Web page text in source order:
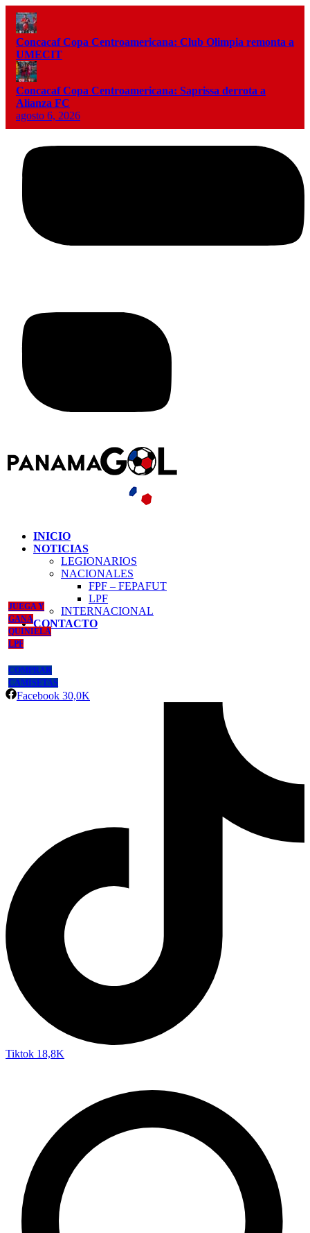
Concacaf Copa Centroamericana: Club Olimpia remonta a
UMECIT
Concacaf Copa Centroamericana: Saprissa derrota a
Alianza FC
agosto 6, 2026
INICIO
NOTICIAS
LEGIONARIOS
NACIONALES
FPF – FEPAFUT
LPF
INTERNACIONAL
CONTACTO
JUEGA Y
GANA
QUINIELA
LPF
COMPRAR
CAMISETAS
Facebook 30,0K
Tiktok 18,8K